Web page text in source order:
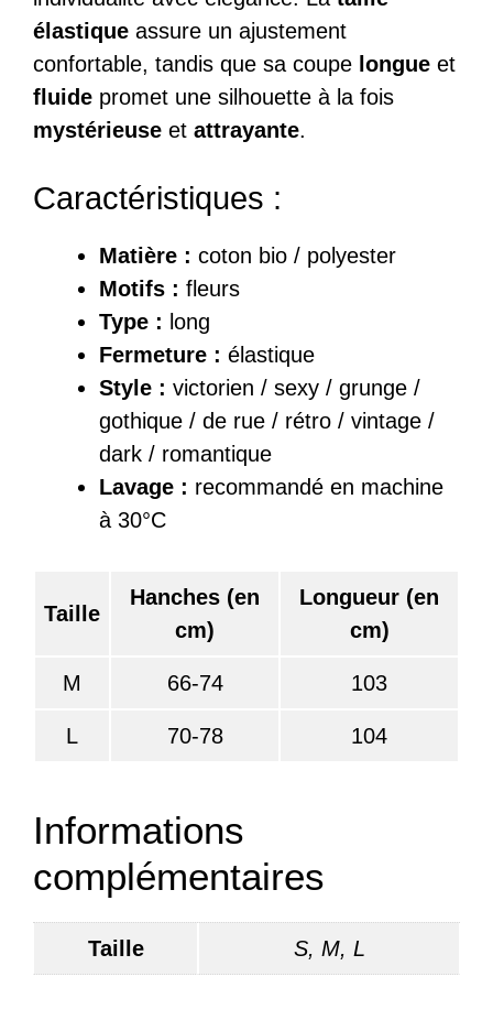
élastique assure un ajustement
confortable, tandis que sa coupe longue et
fluide promet une silhouette à la fois
mystérieuse et attrayante.
Caractéristiques :
Matière : coton bio / polyester
Motifs : fleurs
Type : long
Fermeture : élastique
Style : victorien / sexy / grunge /
gothique / de rue / rétro / vintage /
dark / romantique
Lavage : recommandé en machine
à 30°C
Taille
Hanches (en
cm)
Longueur (en
cm)
M 66-74 103
L 70-78 104
Informations
complémentaires
Taille S, M, L